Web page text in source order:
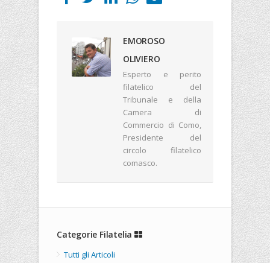
EMOROSO
OLIVIERO
Esperto e perito
filatelico del
Tribunale e della
Camera di
Commercio di Como,
Presidente del
circolo filatelico
comasco.
Categorie Filatelia
Tutti gli Articoli